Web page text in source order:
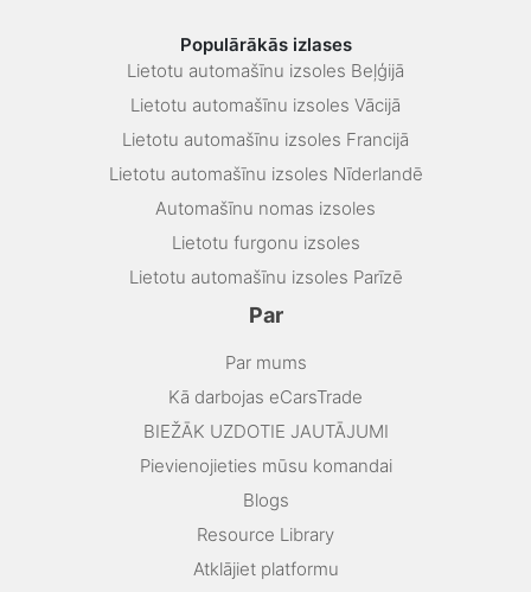
Populārākās izlases
Lietotu automašīnu izsoles Beļģijā
Lietotu automašīnu izsoles Vācijā
Lietotu automašīnu izsoles Francijā
Lietotu automašīnu izsoles Nīderlandē
Automašīnu nomas izsoles
Lietotu furgonu izsoles
Lietotu automašīnu izsoles Parīzē
Par
Par mums
Kā darbojas eCarsTrade
BIEŽĀK UZDOTIE JAUTĀJUMI
Pievienojieties mūsu komandai
Blogs
Resource Library
Atklājiet platformu